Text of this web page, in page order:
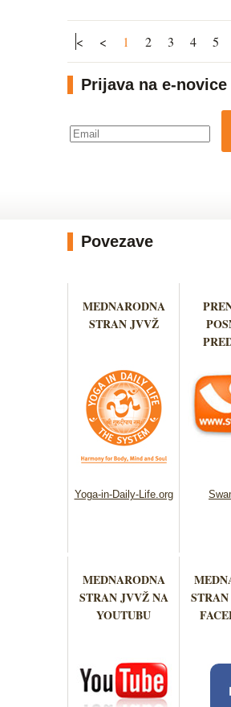
< < 1 2 3 4 5
Prijava na e-novice
Povezave
MEDNARODNA
STRAN JVVŽ
Yoga-in-Daily-Life.org
MEDNARODNA
STRAN JVVŽ NA
YOUTUBU